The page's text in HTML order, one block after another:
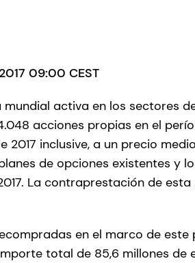
09:00 CEST
mundial activa en los sectores
acciones propias en el
2017 inclusive, a un precio
de opciones existentes y
La contraprestación de
en el marco de
total de 85,6 millones de